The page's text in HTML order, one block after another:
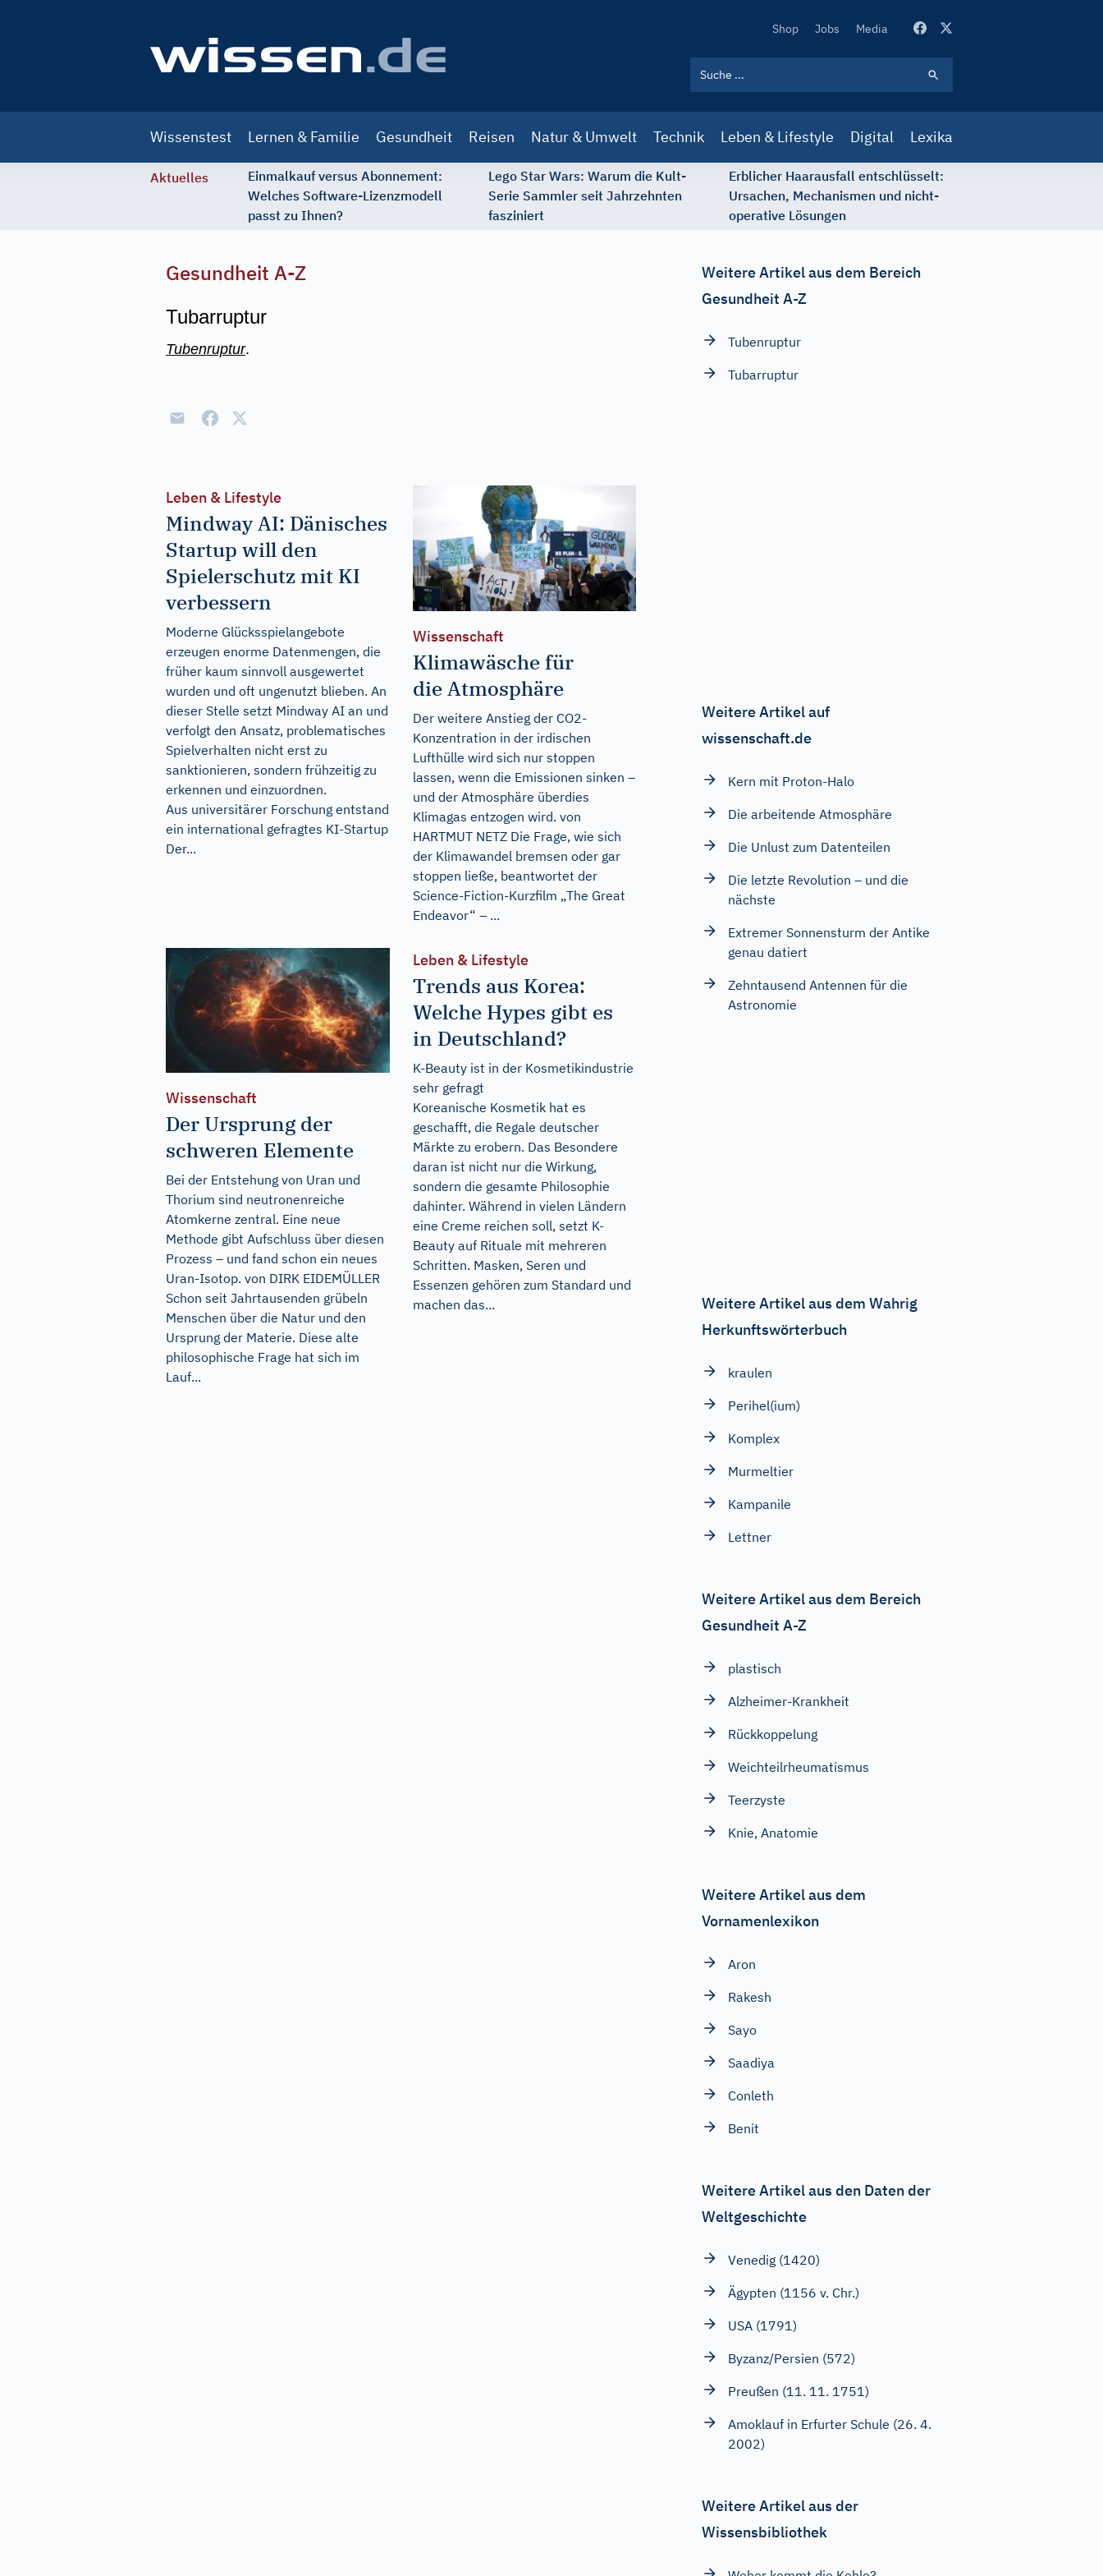
Secondary
Shop Jobs Media
navigation
Wissenstest Lernen & Familie Gesundheit Reisen Natur & Umwelt Technik Leben & Lifestyle Digital Lexika
Aktuelles
Einmalkauf versus Abonnement:
Welches Software-Lizenzmodell
passt zu Ihnen?
Lego Star Wars: Warum die Kult-
Serie Sammler seit Jahrzehnten
fasziniert
Erblicher Haarausfall entschlüsselt:
Ursachen, Mechanismen und nicht-
operative Lösungen
Gesundheit A-Z
Tubarruptur
Tubenruptur.
Leben & Lifestyle
Mindway AI: Dänisches
Startup will den
Spielerschutz mit KI
verbessern
Moderne Glücksspielangebote
erzeugen enorme Datenmengen, die
früher kaum sinnvoll ausgewertet
wurden und oft ungenutzt blieben. An
dieser Stelle setzt Mindway AI an und
verfolgt den Ansatz, problematisches
Spielverhalten nicht erst zu
sanktionieren, sondern frühzeitig zu
erkennen und einzuordnen.
Aus universitärer Forschung entstand
ein international gefragtes KI-Startup
Der...
Wissenschaft
Klimawäsche für
die Atmosphäre
Der weitere Anstieg der CO2-
Konzentration in der irdischen
Lufthülle wird sich nur stoppen
lassen, wenn die Emissionen sinken –
und der Atmosphäre überdies
Klimagas entzogen wird. von
HARTMUT NETZ Die Frage, wie sich
der Klimawandel bremsen oder gar
stoppen ließe, beantwortet der
Science-Fiction-Kurzfilm „The Great
Endeavor“ – ...
Wissenschaft
Der Ursprung der
schweren Elemente
Bei der Entstehung von Uran und
Thorium sind neutronenreiche
Atomkerne zentral. Eine neue
Methode gibt Aufschluss über diesen
Prozess – und fand schon ein neues
Uran-Isotop. von DIRK EIDEMÜLLER
Schon seit Jahrtausenden grübeln
Menschen über die Natur und den
Ursprung der Materie. Diese alte
philosophische Frage hat sich im
Lauf...
Leben & Lifestyle
Trends aus Korea:
Welche Hypes gibt es
in Deutschland?
K-Beauty ist in der Kosmetikindustrie
sehr gefragt
Koreanische Kosmetik hat es
geschafft, die Regale deutscher
Märkte zu erobern. Das Besondere
daran ist nicht nur die Wirkung,
sondern die gesamte Philosophie
dahinter. Während in vielen Ländern
eine Creme reichen soll, setzt K-
Beauty auf Rituale mit mehreren
Schritten. Masken, Seren und
Essenzen gehören zum Standard und
machen das...
Weitere Artikel aus dem Bereich
Gesundheit A-Z
Tubenruptur
Tubarruptur
Weitere Artikel auf
wissenschaft.de
Kern mit Proton-Halo
Die arbeitende Atmosphäre
Die Unlust zum Datenteilen
Die letzte Revolution – und die
nächste
Extremer Sonnensturm der Antike
genau datiert
Zehntausend Antennen für die
Astronomie
Weitere Artikel aus dem Wahrig
Herkunftswörterbuch
kraulen
Perihel(ium)
Komplex
Murmeltier
Kampanile
Lettner
Weitere Artikel aus dem Bereich
Gesundheit A-Z
plastisch
Alzheimer-Krankheit
Rückkoppelung
Weichteilrheumatismus
Teerzyste
Knie, Anatomie
Weitere Artikel aus dem
Vornamenlexikon
Aron
Rakesh
Sayo
Saadiya
Conleth
Benit
Weitere Artikel aus den Daten der
Weltgeschichte
Venedig (1420)
Ägypten (1156 v. Chr.)
USA (1791)
Byzanz/Persien (572)
Preußen (11. 11. 1751)
Amoklauf in Erfurter Schule (26. 4.
2002)
Weitere Artikel aus der
Wissensbibliothek